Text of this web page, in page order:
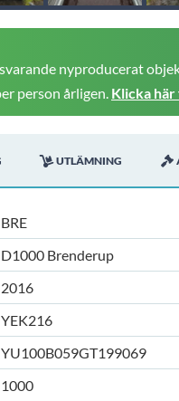
nyproducerat
person årligen. Klicka
UTLÄMNING
BRE
D1000 Brenderup
2016
YEK216
YU100B059GT199069
1000